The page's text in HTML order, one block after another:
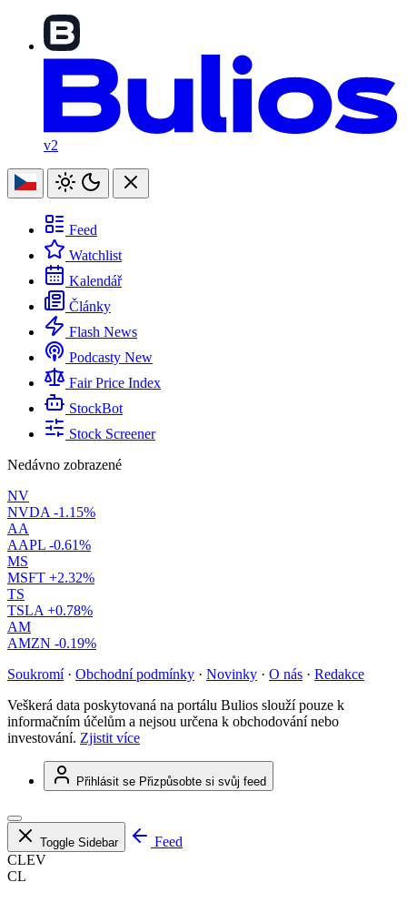
v2
Feed
Watchlist
Kalendář
Články
Flash News
Podcasty New
Fair Price Index
StockBot
Stock Screener
Nedávno zobrazené
NV
NVDA -1.15%
AA
AAPL -0.61%
MS
MSFT +2.32%
TS
TSLA +0.78%
AM
AMZN -0.19%
Soukromí · Obchodní podmínky · Novinky · O nás · Redakce
Veškerá data poskytovaná na portálu Bulios slouží pouze k
informačním účelům a nejsou určena k obchodování nebo
investování. Zjistit více
Přihlásit se Přizpůsobte si svůj feed
Toggle Sidebar
Feed
CLEV
CL